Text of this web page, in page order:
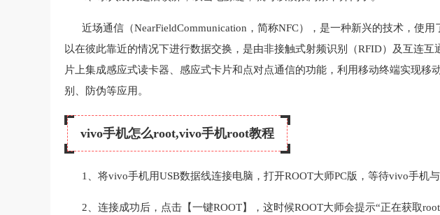
近场通信（NearFieldCommunication，简称NFC），是一种新兴的技术，使
以在彼此靠近的情况下进行数据交换，是由非接触式射频识别（RFID）及互连
片上集成感应式读卡器、感应式卡片和点对点通信的功能，利用移动终端实现移
别、防伪等应用。
vivo手机怎么root,vivo手机root教程
1、将vivo手机用USB数据线连接电脑，打开ROOT大师PC版，等待vivo手机与
2、连接成功后，点击【一键ROOT】，这时候ROOT大师会提示“正在获取root